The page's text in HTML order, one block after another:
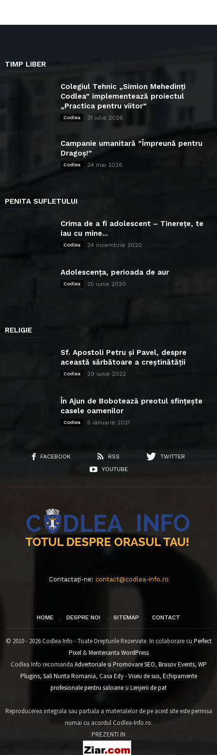
TIMP LIBER
Colegiul Tehnic „Simion Mehedinți
Codlea” implementează proiectul
„Practica pentru viitor”
Codlea 31 iulie 2026
Campanie umanitară ”Împreună pentru
Dragoș!”
Codlea 24 mai 2026
PENITA SUFLETULUI
Crima de a fi adolescent – Tinerețe, te
iau cu mine...
Codlea 24 noiembrie 2020
Adolescența, perioada de aur
Codlea 25 iunie 2020
RELIGIE
Sf. Apostoli Petru și Pavel, despre
această sărbătoare a creștinătății
Codlea 29 iunie 2022
În Ajun de Bobotează preotul sfințește
casele oamenilor
Codlea 5 ianuarie 2021
FACEBOOK RSS
TWITTER
YOUTUBE
Contactați-ne: contact@codlea-info.ro
HOME DESPRE NOI SITEMAP CONTACT
© 2010 - 2026 Codlea Info - Toate Drepturile Rezervate. In colaborare cu Perfect
Pixel&Mentenanta WordPress
Codlea Info recomanda Advertoriale si Promovare SEO, Brasov Events, WP
Plugins, Sali Nunta Romania, Casa Edy - Viseu de sus, Echipamente
profesionale pentru saloanesi Lenjerii de pat
Reproducerea integrala sau partiala a materialelor de pe acest site este permisa
numai cu acordul Codlea-Info.ro.
PREZENTI IN